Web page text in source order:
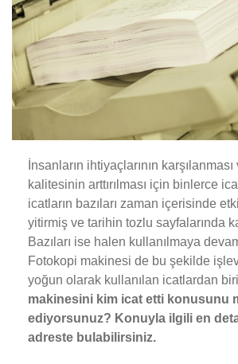
İnsanların ihtiyaçlarının
kalitesinin arttırılması için binlerce
icatların bazıları zaman içerisinde
yitirmiş ve tarihin tozlu sayfalarında
Bazıları ise halen kullanılmaya
Fotokopi makinesi de bu şekilde
yoğun olarak kullanılan icatlardan
makinesini kim icat etti konusunu
ediyorsunuz? Konuyla ilgili en
adreste bulabilirsiniz.